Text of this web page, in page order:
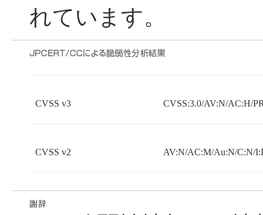
れています。
CVSS v3 CVSS:3.0/AV:N/AC:H/
CVSS v2 AV:N/AC:M/Au:N/C:N/